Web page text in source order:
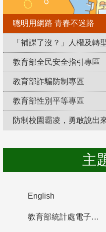
聰明用網路 青春不迷路
「補課了沒？」人權及轉
教育部全民安全指引專區
教育部詐騙防制專區
教育部性別平等專區
防制校園霸凌，勇敢說出
主
English
教育部統計處電子書櫃